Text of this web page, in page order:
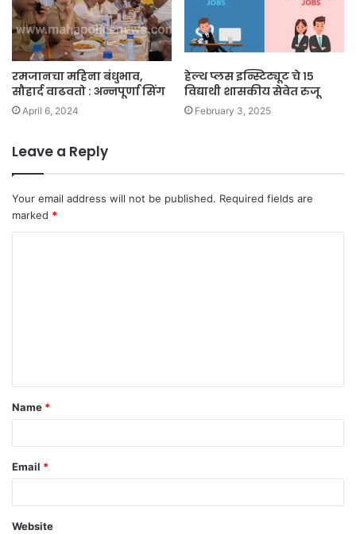
रमजानचा महिना बंधुभाव,
सौहार्द वाढवतो : अन्नपूर्णा सिंग
April 6, 2024
हेल्थ प्लस इन्स्टिट्यूट चे १५
विद्याथी शासकीय सेवेत रुजू
February 3, 2025
Leave a Reply
Your email address will not be published. Required fields are
marked *
t
*
Name *
Email *
Website